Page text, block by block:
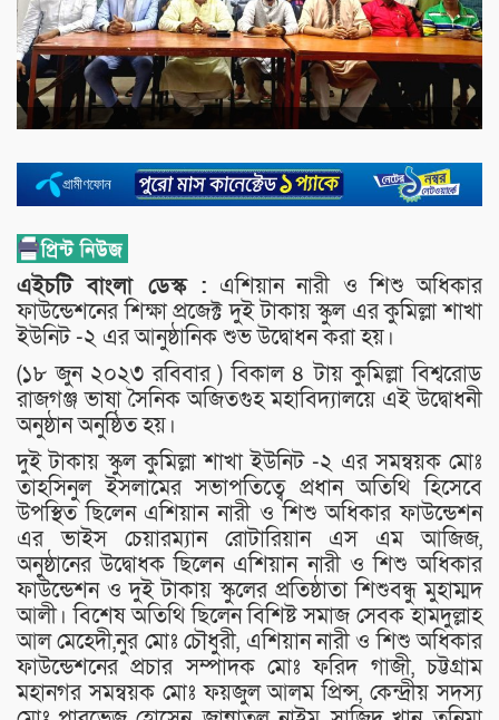
এইচটি বাংলা ডেস্ক : এশিয়ান নারী ও শিশু অধিকার
ফাউন্ডেশনের শিক্ষা প্রজেক্ট দুই টাকায় স্কুল এর কুমিল্লা শাখা
ইউনিট -২ এর আনুষ্ঠানিক শুভ উদ্বোধন করা হয়।
(১৮ জুন ২০২৩ রবিবার ) বিকাল ৪ টায় কুমিল্লা বিশ্বরোড
রাজগঞ্জ ভাষা সৈনিক অজিতগুহ মহাবিদ্যালয়ে এই উদ্বোধনী
অনুষ্ঠান অনুষ্ঠিত হয়।
দুই টাকায় স্কুল কুমিল্লা শাখা ইউনিট -২ এর সমন্বয়ক মোঃ
তাহসিনুল ইসলামের সভাপতিত্বে প্রধান অতিথি হিসেবে
উপস্থিত ছিলেন এশিয়ান নারী ও শিশু অধিকার ফাউন্ডেশন
এর ভাইস চেয়ারম্যান রোটারিয়ান এস এম আজিজ,
অনুষ্ঠানের উদ্বোধক ছিলেন এশিয়ান নারী ও শিশু অধিকার
ফাউন্ডেশন ও দুই টাকায় স্কুলের প্রতিষ্ঠাতা শিশুবন্ধু মুহাম্মদ
আলী। বিশেষ অতিথি ছিলেন বিশিষ্ট সমাজ সেবক হামদুল্লাহ
আল মেহেদী,নুর মোঃ চৌধুরী, এশিয়ান নারী ও শিশু অধিকার
ফাউন্ডেশনের প্রচার সম্পাদক মোঃ ফরিদ গাজী, চট্টগ্রাম
মহানগর সমন্বয়ক মোঃ ফয়জুল আলম প্রিন্স, কেন্দ্রীয় সদস্য